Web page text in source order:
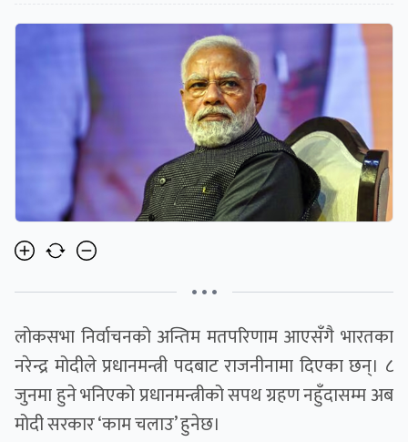
• • •
लोकसभा निर्वाचनको अन्तिम मतपरिणाम आएसँगै भारतका
नरेन्द्र मोदीले प्रधानमन्त्री पदबाट राजनीनामा दिएका छन्। ८
जुनमा हुने भनिएको प्रधानमन्त्रीको सपथ ग्रहण नहुँदासम्म अब
मोदी सरकार ‘काम चलाउ’ हुनेछ।